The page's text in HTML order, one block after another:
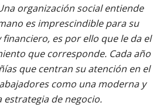
organización social entiende
es imprescindible para su
es por ello que le da el
que corresponde. Cada año
que centran su atención en el
como una moderna y
estrategia de negocio.